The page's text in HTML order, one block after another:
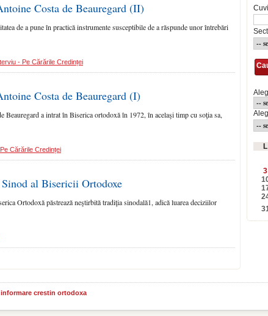
Costa de Beauregard (II)
de a pune în practică instrumente susceptibile de a răspunde unor întrebări
- Pe Cărările Credinței
Costa de Beauregard (I)
a intrat în Biserica or­todoxă în 1972, în acelaşi timp cu soţia sa,
Cărările Credinței
al Bisericii Ortodoxe
Ortodoxă păstrează neştir­bită tradiţia sinodală1, adică luarea deciziilor
L
3
crestin ortodoxa